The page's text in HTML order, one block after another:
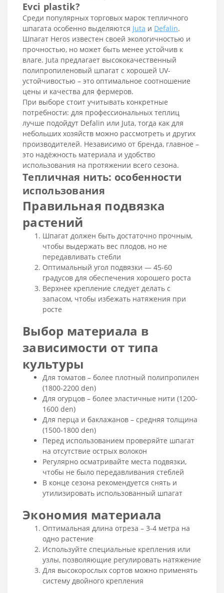
Evci plastik?
Среди популярных торговых марок тепличного
шпагата особенно выделяются Juta и Defalin.
Шпагат Heros известен своей экологичностью и
прочностью, но может быть менее устойчив к
влаге. Juta предлагает высококачественный
полипропиленовый шпагат с хорошей UV-
устойчивостью – это оптимальное соотношение
цены и качества для фермеров.
При выборе стоит учитывать конкретные
потребности: для профессиональных теплиц
лучше подойдут Defalin или Juta, тогда как для
небольших хозяйств можно рассмотреть и других
производителей. Независимо от бренда, главное –
это надёжность материала и удобство
использования на протяжении всего сезона.
Тепличная нить: особенности
использования
Правильная подвязка
растений
Шпагат должен быть достаточно прочным,
чтобы выдержать вес плодов, но не
передавливать стебли
Оптимальный угол подвязки — 45-60
градусов для обеспечения хорошего роста
Верхнее крепление следует делать с
запасом, чтобы избежать натяжения при
росте
Выбор материала в
зависимости от типа
культуры
Для томатов – более плотный полипропилен
(1800-2200 den)
Для огурцов – более эластичные нити (1200-
1600 den)
Для перца и баклажанов – средняя толщина
(1500-1800 den)
Перед использованием проверяйте шпагат
на отсутствие острых волокон
Регулярно осматривайте места подвязки,
чтобы не было передавливания стеблей
В конце сезона рекомендуется снять и
утилизировать использованный шпагат
Экономия материала
Оптимальная длина отреза – 3-4 метра на
одно растение
Используйте специальные крепления или
узлы, позволяющие регулировать натяжение
Для высокорослых сортов можно применять
систему двойного крепления